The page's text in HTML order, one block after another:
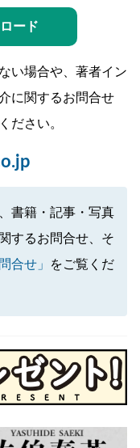
ード
い場合や、著者イン
に関するお問合せ
ださい。
書籍・記事・写真
するお問合せ、そ
合せ」
をご覧くだ